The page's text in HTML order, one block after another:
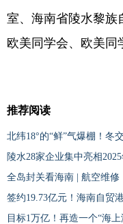
室、海南省陵水黎族
欧美同学会、欧美
推荐阅读
北纬18°的“鲜”气爆棚！冬
陵水28家企业集中亮相
全岛封关看海南 | 航空维
签约19.73亿元！海南自贸
目标1万亿！再造一个“海上